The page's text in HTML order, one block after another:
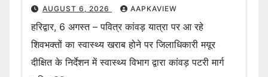
AUGUST 6, 2026 AAPKAVIEW
हरिद्वार, 6 अगस्त – पवित्र कांवड़ यात्रा पर आ रहे
शिवभक्तों का स्वास्थ्य खराब होने पर जिलाधिकारी मयूर
दीक्षित के निर्देशन में स्वास्थ्य विभाग द्वारा कांवड़ पटरी मार्ग